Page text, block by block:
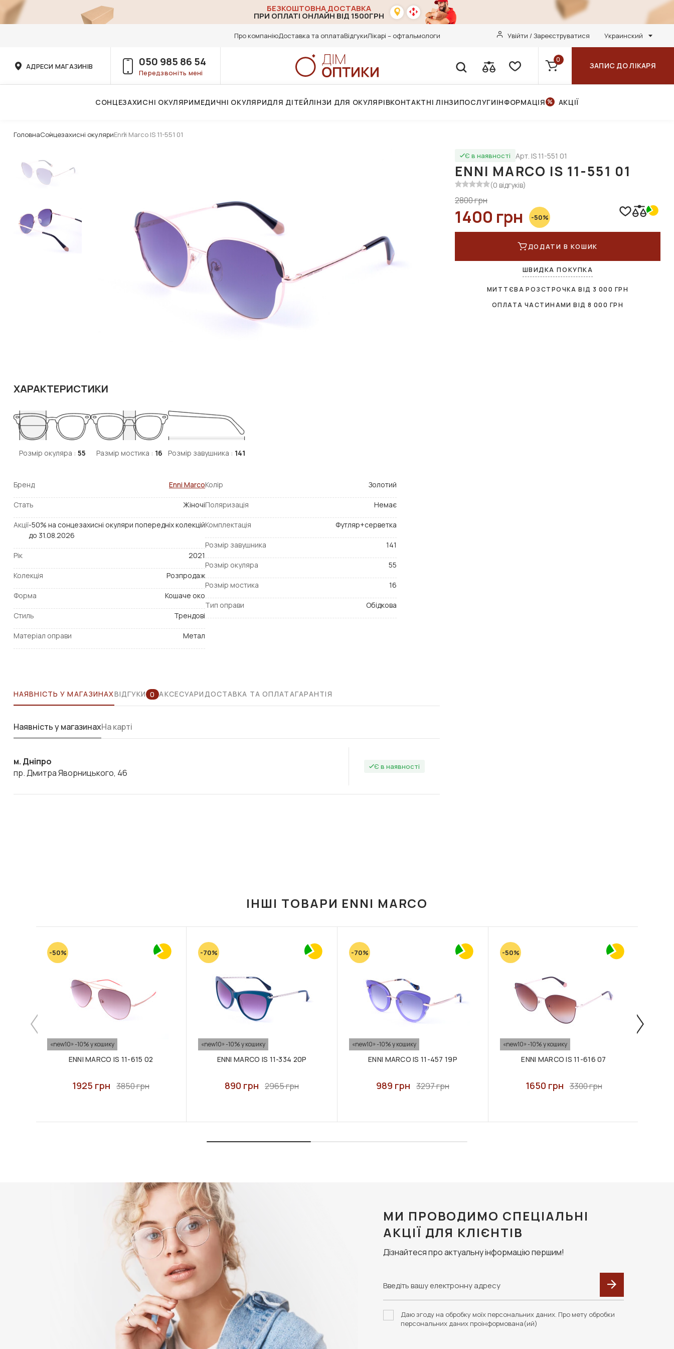
БЕЗКОШТОВНА ДОСТАВКА
ПРИ ОПЛАТІ ОНЛАЙН ВІД 1500ГРН
Про компаніюДоставка та оплатаВідгукиЛікарі – офтальмологи Увійти / Зареєструватися Украинский
АДРЕСИ МАГАЗИНІВ 050 985 86 54
Передзвоніть мені
0
ЗАПИС ДО ЛІКАРЯ
СОНЦЕЗАХИСНІ ОКУЛЯРИМЕДИЧНІ ОКУЛЯРИДЛЯ ДІТЕЙЛІНЗИ ДЛЯ ОКУЛЯРІВКОНТАКТНІ ЛІНЗИПОСЛУГИІНФОРМАЦІЯ АКЦІЇ
ГоловнаСонцезахисні окуляриEnni Marco IS 11-551 01
Є в наявності Арт. IS 11-551 01
ENNI MARCO IS 11-551 01
(0 відгуків)
2800 грн
1400 грн -50%
ДОДАТИ В КОШИК
ШВИДКА ПОКУПКА
МИТТЄВА РОЗСТРОЧКА ВІД 3 000 ГРН
ОПЛАТА ЧАСТИНАМИ ВІД8 000 ГРН
ХАРАКТЕРИСТИКИ
Розмір окуляра : 55 Размір мостика : 16 Розмір завушника : 141
Бренд Enni Marco
Стать Жіночі
Акції-50% на сонцезахисні окуляри попередніх колекцій
до 31.08.2026
Рік 2021
Колекція Розпродаж
Форма Кошаче око
Стиль Трендові
Матеріал оправи Метал
Колір Золотий
Поляризація Немає
Комплектація Футляр+серветка
Розмір завушника 141
Розмір окуляра 55
Розмір мостика 16
Тип оправи Обідкова
НАЯВНІСТЬ У МАГАЗИНАХВІДГУКИ 0 АКСЕСУАРИДОСТАВКА ТА ОПЛАТАГАРАНТІЯ
Наявність у магазинахНа карті
м. Дніпро
пр. Дмитра Яворницького, 46
Є в наявності
ІНШІ ТОВАРИ ENNI MARCO
-50%
«new10» -10% у кошику
ENNI MARCO IS 11-615 02
1925 грн 3850 грн
-70%
«new10» -10% у кошику
ENNI MARCO IS 11-334 20P
890 грн 2965 грн
-70%
«new10» -10% у кошику
ENNI MARCO IS 11-457 19P
989 грн 3297 грн
-50%
«new10» -10% у кошику
ENNI MARCO IS 11-616 07
1650 грн 3300 грн
МИ ПРОВОДИМО СПЕЦІАЛЬНІ
АКЦІЇ ДЛЯ КЛІЄНТІВ
Дізнайтеся про актуальну інформацію першим!
Даю згоду на обробку моїх персональних даних. Про мету обробки
персональних даних проінформована(ий)